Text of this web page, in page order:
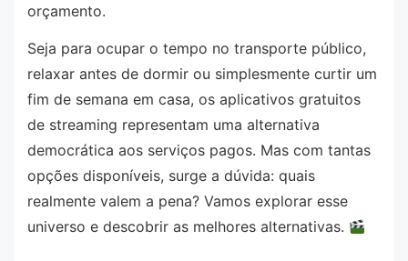
orçamento.
Seja para ocupar o tempo no transporte público,
relaxar antes de dormir ou simplesmente curtir um
fim de semana em casa, os aplicativos gratuitos
de streaming representam uma alternativa
democrática aos serviços pagos. Mas com tantas
opções disponíveis, surge a dúvida: quais
realmente valem a pena? Vamos explorar esse
universo e descobrir as melhores alternativas.